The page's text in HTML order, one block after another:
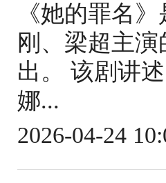
《她的罪名
刚、梁超主
出。 该剧讲
娜...
2026-04-24